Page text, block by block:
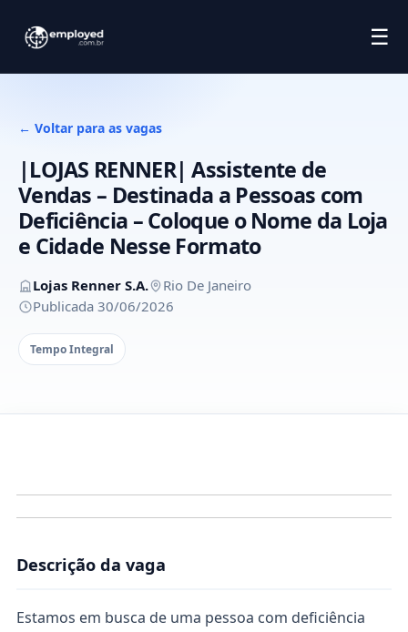
☰
← Voltar para as vagas
|LOJAS RENNER| Assistente de
Vendas – Destinada a Pessoas com
Deficiência – Coloque o Nome da Loja
e Cidade Nesse Formato
Lojas Renner S.A.
Rio De Janeiro
Publicada 30/06/2026
Tempo Integral
Descrição da vaga
Estamos em busca de uma pessoa com deficiência